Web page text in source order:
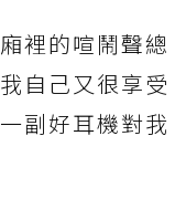
裡的喧鬧聲總
自己又很享受
副好耳機對我